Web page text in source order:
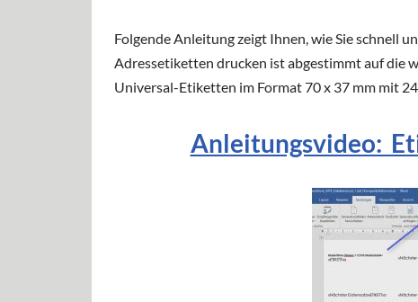
Folgende Anleitung zeigt Ihnen, wie Sie schnell
Adressetiketten drucken ist abgestimmt auf die
Universal-Etiketten im Format 70 x 37 mm mit
Anleitungsvideo: